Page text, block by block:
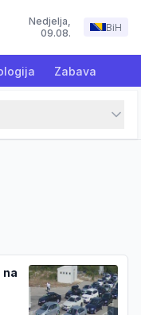
Nedjelja,
09.08.
BiH
Zabava
na